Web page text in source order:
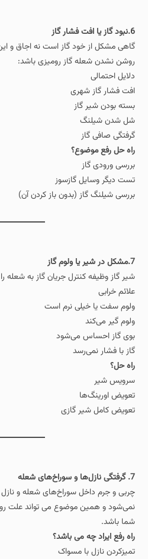
6.نبود گاز یا افت فشار گاز
گاهی مشکل از خود گاز است نه اجاق و
روشن نشدن شعله گاز رومیزی باشد:
دلایل احتمالی
افت فشار گاز شهری
بسته بودن شیر گاز
شل شدن شیلنگ
گرفتگی صافی گاز
راه‌ حل رفع موضوع؟
بررسی ورودی گاز
تست دیگر وسایل گازسوز
بررسی شیلنگ گاز (بدون باز کردن آن)
7.مشکل در شیر یا ولوم گاز
شیر گاز وظیفه کنترل جریان گاز به شعله
علائم خرابی
ولوم سفت یا خیلی نرم است
ولوم گیر می‌کند
بوی گاز احساس می‌شود
گاز با فشار نمی‌رسد
راه‌ حل؟
سرویس شیر
تعویض اورینگ‌ها
تعویض کامل شیر گازی
7. گرفتگی نازل‌ها و سوراخ‌های شعله
چربی و جرم داخل سوراخ‌های شعله و
نمی‌شود و همین موضوع می تواند علت
شما باشد.
راه‌ رفع ایراد چه می باشد؟
تمیزکردن نازل با مسواک